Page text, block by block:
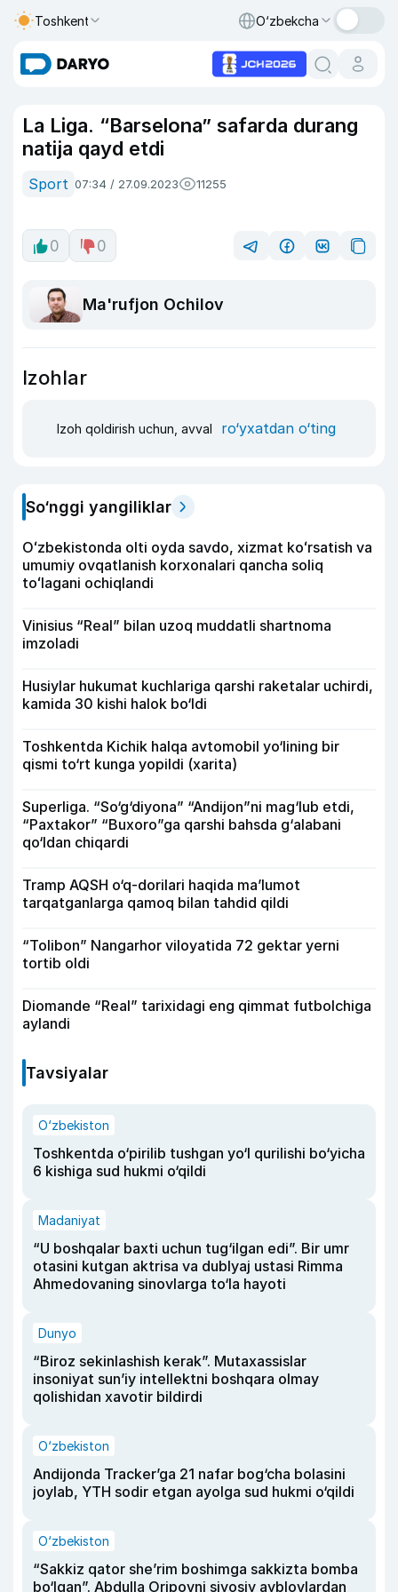
Toshkent O‘zbekcha
La Liga. “Barselona” safarda durang
natija qayd etdi
Sport 07:34 / 27.09.2023 11255
0 0
Ma'rufjon Ochilov
Izohlar
Izoh qoldirish uchun, avval ro‘yxatdan o‘ting
So‘nggi yangiliklar
Oʻzbekistonda olti oyda savdo, xizmat koʻrsatish va
umumiy ovqatlanish korxonalari qancha soliq
toʻlagani ochiqlandi
Vinisius “Real” bilan uzoq muddatli shartnoma
imzoladi
Husiylar hukumat kuchlariga qarshi raketalar uchirdi,
kamida 30 kishi halok bo‘ldi
Toshkentda Kichik halqa avtomobil yo‘lining bir
qismi to‘rt kunga yopildi (xarita)
Superliga. “So‘g‘diyona” “Andijon”ni mag‘lub etdi,
“Paxtakor” “Buxoro”ga qarshi bahsda g‘alabani
qo‘ldan chiqardi
Tramp AQSH o‘q-dorilari haqida ma’lumot
tarqatganlarga qamoq bilan tahdid qildi
“Tolibon” Nangarhor viloyatida 72 gektar yerni
tortib oldi
Diomande “Real” tarixidagi eng qimmat futbolchiga
aylandi
Tavsiyalar
O‘zbekiston
Toshkentda o‘pirilib tushgan yo‘l qurilishi bo‘yicha
6 kishiga sud hukmi o‘qildi
Madaniyat
“U boshqalar baxti uchun tug‘ilgan edi”. Bir umr
otasini kutgan aktrisa va dublyaj ustasi Rimma
Ahmedovaning sinovlarga to‘la hayoti
Dunyo
“Biroz sekinlashish kerak”. Mutaxassislar
insoniyat sun’iy intellektni boshqara olmay
qolishidan xavotir bildirdi
O‘zbekiston
Andijonda Tracker’ga 21 nafar bog‘cha bolasini
joylab, YTH sodir etgan ayolga sud hukmi o‘qildi
O‘zbekiston
“Sakkiz qator she’rim boshimga sakkizta bomba
bo‘lgan”. Abdulla Oripovni siyosiy ayblovlardan